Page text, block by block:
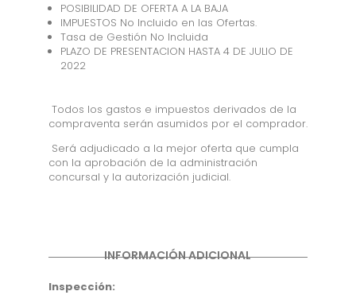
POSIBILIDAD DE OFERTA A LA BAJA
IMPUESTOS No Incluido en las Ofertas.
Tasa de Gestión No Incluida
PLAZO DE PRESENTACION HASTA 4 DE JULIO DE
2022
Todos los gastos e impuestos derivados de la
compraventa serán asumidos por el comprador.
Será adjudicado a la mejor oferta que cumpla
con la aprobación de la administración
concursal y la autorización judicial.
INFORMACIÓN ADICIONAL
Inspección: